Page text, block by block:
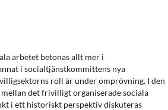
arbetet betonas allt mer i
i socialtjänstkommittens nya
roll är under omprövning. I den
det frivilligt organiserade sociala
i ett historiskt perspektiv diskuteras